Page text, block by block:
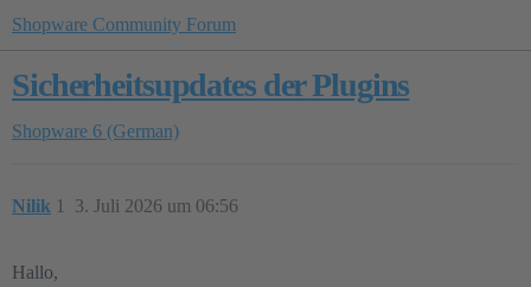
Shopware Community Forum
Sicherheitsupdates der Plugins
Shopware 6 (German)
Nilik 3. Juli 2026 um 06:56
1
Hallo,